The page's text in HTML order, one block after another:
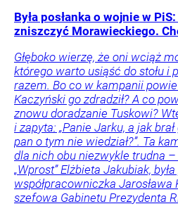
Była posłanka o wojnie w
zniszczyć Morawieckiego.
Głęboko wierzę, że oni wciąż
którego warto usiąść do stołu i
razem. Bo co w kampanii
Kaczyński go zdradził? A co
znowu doradzanie Tuskowi?
i zapyta: „Panie Jarku, a jak
pan o tym nie wiedział?”. Ta
dla nich obu niezwykle trudna
„Wprost” Elżbieta Jakubiak,
współpracowniczka Jarosława
szefowa Gabinetu Prezydenta